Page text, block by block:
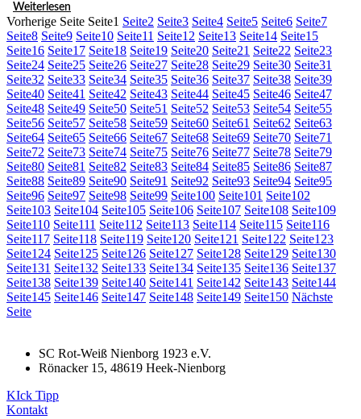
Weiterlesen
Vorherige Seite Seite1 Seite2 Seite3 Seite4 Seite5 Seite6 Seite7
Seite8 Seite9 Seite10 Seite11 Seite12 Seite13 Seite14 Seite15
Seite16 Seite17 Seite18 Seite19 Seite20 Seite21 Seite22 Seite23
Seite24 Seite25 Seite26 Seite27 Seite28 Seite29 Seite30 Seite31
Seite32 Seite33 Seite34 Seite35 Seite36 Seite37 Seite38 Seite39
Seite40 Seite41 Seite42 Seite43 Seite44 Seite45 Seite46 Seite47
Seite48 Seite49 Seite50 Seite51 Seite52 Seite53 Seite54 Seite55
Seite56 Seite57 Seite58 Seite59 Seite60 Seite61 Seite62 Seite63
Seite64 Seite65 Seite66 Seite67 Seite68 Seite69 Seite70 Seite71
Seite72 Seite73 Seite74 Seite75 Seite76 Seite77 Seite78 Seite79
Seite80 Seite81 Seite82 Seite83 Seite84 Seite85 Seite86 Seite87
Seite88 Seite89 Seite90 Seite91 Seite92 Seite93 Seite94 Seite95
Seite96 Seite97 Seite98 Seite99 Seite100 Seite101 Seite102
Seite103 Seite104 Seite105 Seite106 Seite107 Seite108 Seite109
Seite110 Seite111 Seite112 Seite113 Seite114 Seite115 Seite116
Seite117 Seite118 Seite119 Seite120 Seite121 Seite122 Seite123
Seite124 Seite125 Seite126 Seite127 Seite128 Seite129 Seite130
Seite131 Seite132 Seite133 Seite134 Seite135 Seite136 Seite137
Seite138 Seite139 Seite140 Seite141 Seite142 Seite143 Seite144
Seite145 Seite146 Seite147 Seite148 Seite149 Seite150 Nächste
Seite
SC Rot-Weiß Nienborg 1923 e.V.
Rönacker 15, 48619 Heek-Nienborg
KIck Tipp
Kontakt